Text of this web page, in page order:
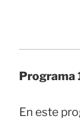
Programa
En este